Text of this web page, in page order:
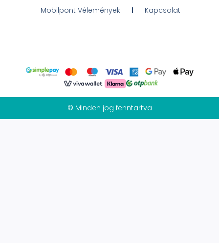
Mobilpont Vélemények
Kapcsolat
© Minden jog fenntartva